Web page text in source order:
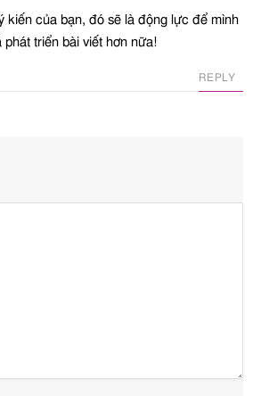
kiến của bạn, đó sẽ là động lực để mình
phát triển bài viết hơn nữa!
REPLY